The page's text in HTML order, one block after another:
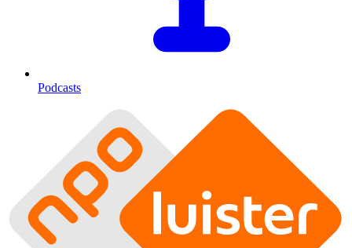
Podcasts